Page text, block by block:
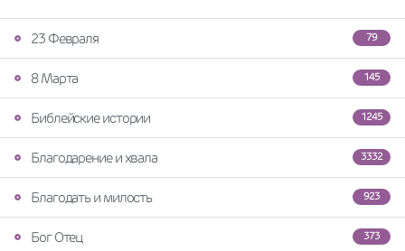
79
23 Февраля
145
8 Марта
1245
Библейские истории
3332
Благодарение и хвала
923
Благодать и милость
373
Бог Отец